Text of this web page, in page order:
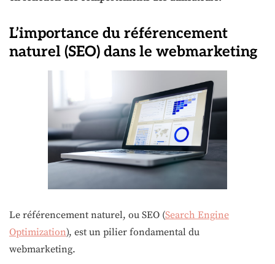
L’importance du référencement
naturel (SEO) dans le webmarketing
Le référencement naturel, ou SEO (Search Engine
Optimization), est un pilier fondamental du
webmarketing.